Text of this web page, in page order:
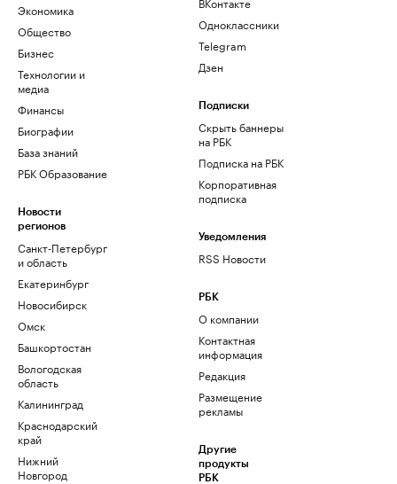
Экономика
Общество
Бизнес
Технологии и
медиа
Финансы
Биографии
База знаний
РБК Образование
Новости
регионов
Санкт-Петербург
и область
Екатеринбург
Новосибирск
Омск
Башкортостан
Вологодская
область
Калининград
Краснодарский
край
Нижний
Новгород
Одноклассники
Telegram
Дзен
Подписки
Скрыть баннеры
на РБК
Подписка на РБК
Корпоративная
подписка
Уведомления
RSS Новости
РБК
О компании
Контактная
информация
Редакция
Размещение
рекламы
Другие
продукты
РБК